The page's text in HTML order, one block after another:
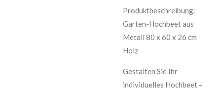
Produktbeschreibung:
Garten-Hochbeet aus
Metall 80 x 60 x 26 cm
Holz
Gestalten Sie Ihr
individuelles Hochbeet –